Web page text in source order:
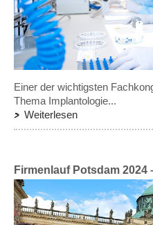
Einer der wichtigsten
Thema Implantologie...
Weiterlesen
Firmenlauf Potsdam 2024